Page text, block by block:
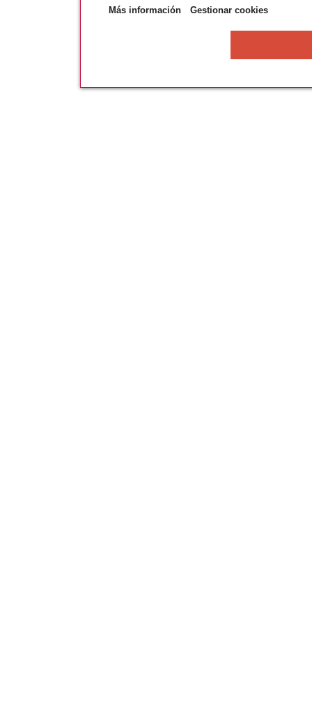
Más información Gestionar cookies